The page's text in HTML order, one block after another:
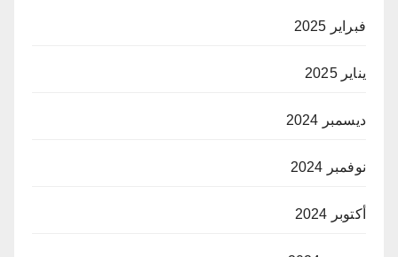
فبراير 2025
يناير 2025
ديسمبر 2024
نوفمبر 2024
أكتوبر 2024